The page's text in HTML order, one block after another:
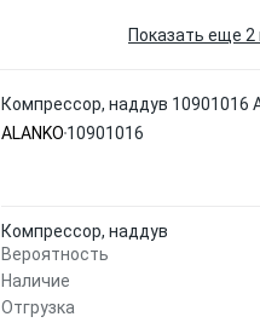
Показать еще
Компрессор, наддув 10901016
ALANKO 10901016
Компрессор, наддув
Вероятность
Наличие
Отгрузка